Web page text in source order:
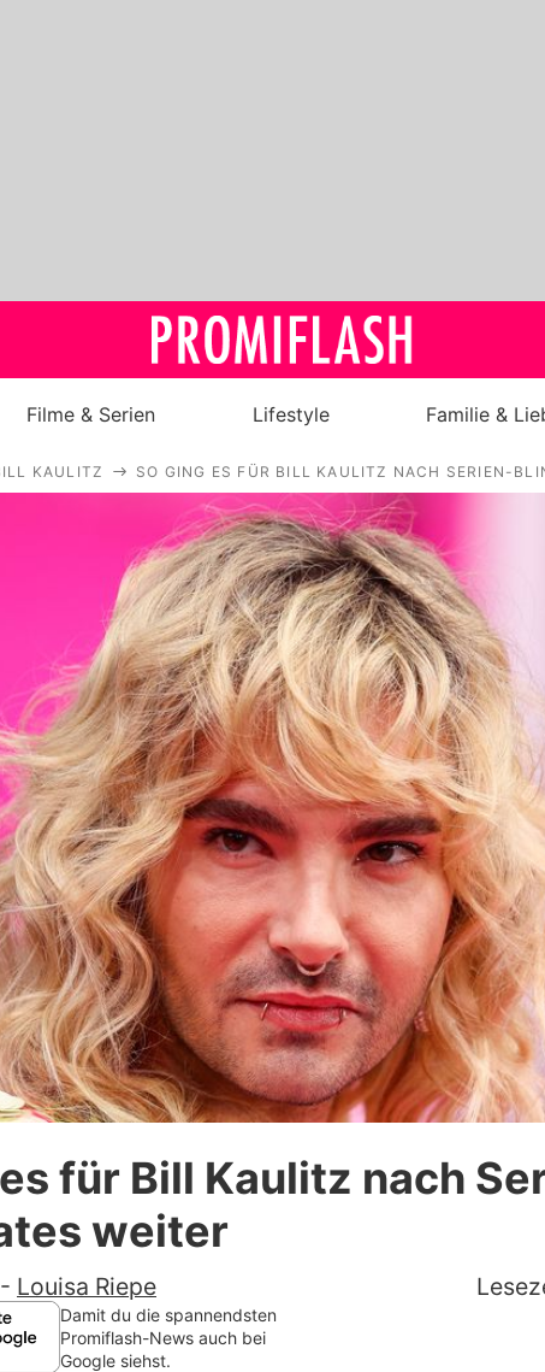
Royals
Stars
Filme & Serien
Lifestyle
Familie & Liebe
Promiflash Exklusiv
Alle Themen auf Promiflash
Jobs
App runterladen
Team
Redaktionelle Richtlinien
Impressum
Datenschutzerklärung
Nutzungsbedingungen
Utiq verwalten
Filme & Serien Lifestyle Familie &
KAULITZ SO GING ES FÜR BILL KAULITZ NACH SERIEN-
für Bill Kaulitz nach
weiter
- Louisa Riepe
Damit du die spannendsten
Promiflash-News auch bei
Google siehst.